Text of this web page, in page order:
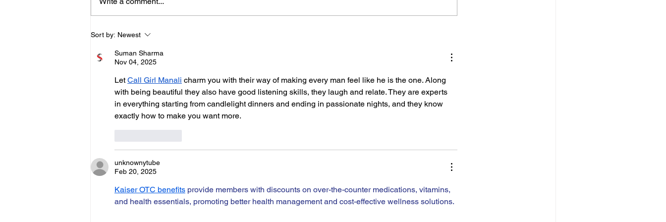
rauschhaft intensiv... sehr sehr...
Pflegeheim. er hatte diesen nur...
schon etwas...
Sort by: Newest
Suman Sharma
Nov 04, 2025
Let Call Girl Manali charm you with their way of making every man feel like he is the one. Along
with being beautiful they also have good listening skills, they laugh and relate. They are experts
in everything starting from candlelight dinners and ending in passionate nights, and they know
exactly how to make you want more.
unknownytube
Feb 20, 2025
Kaiser OTC benefits provide members with discounts on over-the-counter medications, vitamins,
and health essentials, promoting better health management and cost-effective wellness solutions.